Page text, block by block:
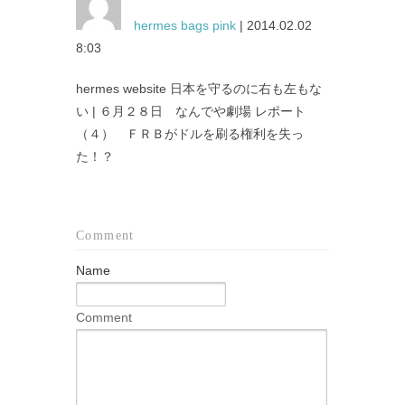
hermes bags pink | 2014.02.02
8:03
hermes website 日本を守るのに右も左もな
い | ６月２８日 なんでや劇場 レポート
（４） ＦＲＢがドルを刷る権利を失っ
た！？
Comment
Name
Comment